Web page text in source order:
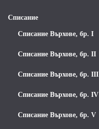
Списание
Списание Върхове, бр. I
Списание Върхове, бр. II
Списание Върхове, бр. III
Списание Върхове, бр. IV
Списание Върхове, бр. V